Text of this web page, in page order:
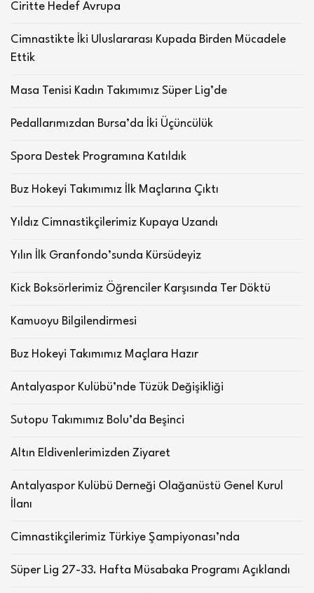
Ciritte Hedef Avrupa
Cimnastikte İki Uluslararası Kupada Birden Mücadele
Ettik
Masa Tenisi Kadın Takımımız Süper Lig’de
Pedallarımızdan Bursa’da İki Üçüncülük
Spora Destek Programına Katıldık
Buz Hokeyi Takımımız İlk Maçlarına Çıktı
Yıldız Cimnastikçilerimiz Kupaya Uzandı
Yılın İlk Granfondo’sunda Kürsüdeyiz
Kick Boksörlerimiz Öğrenciler Karşısında Ter Döktü
Kamuoyu Bilgilendirmesi
Buz Hokeyi Takımımız Maçlara Hazır
Antalyaspor Kulübü’nde Tüzük Değişikliği
Sutopu Takımımız Bolu’da Beşinci
Altın Eldivenlerimizden Ziyaret
Antalyaspor Kulübü Derneği Olağanüstü Genel Kurul
İlanı
Cimnastikçilerimiz Türkiye Şampiyonası’nda
Süper Lig 27-33. Hafta Müsabaka Programı Açıklandı